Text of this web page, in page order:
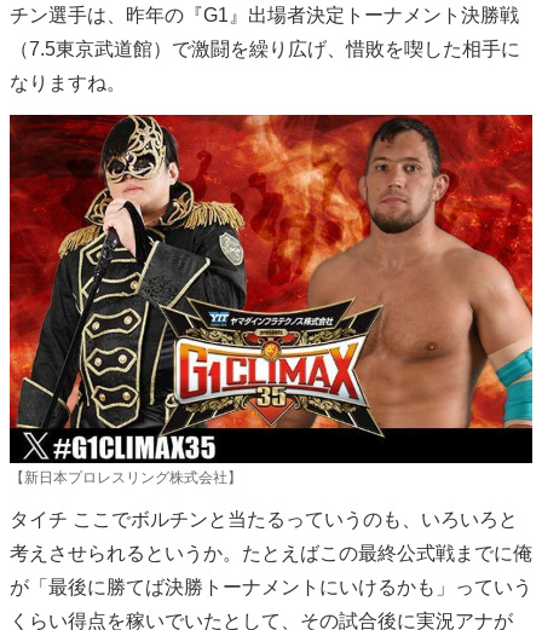
チン選手は、昨年の『G1』出場者決定トーナメント決勝戦
（7.5東京武道館）で激闘を繰り広げ、惜敗を喫した相手に
なりますね。
【新日本プロレスリング株式会社】
タイチ ここでボルチンと当たるっていうのも、いろいろと
考えさせられるというか。たとえばこの最終公式戦までに俺
が「最後に勝てば決勝トーナメントにいけるかも」っていう
くらい得点を稼いでいたとして、その試合後に実況アナが